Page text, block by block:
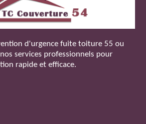
d'urgence fuite toiture 55 ou
services professionnels pour
rapide et efficace.